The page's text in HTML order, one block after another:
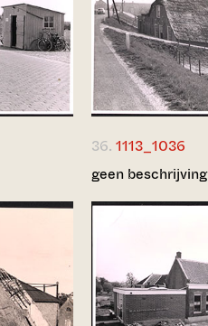
36. 1113_1036
geen beschrijving